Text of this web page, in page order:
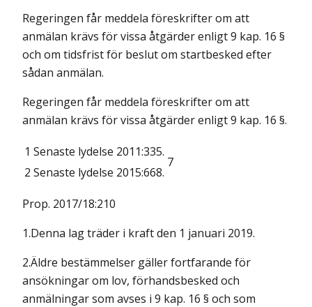
Regeringen får meddela föreskrifter om att
anmälan krävs för vissa åtgärder enligt 9 kap. 16 §
och om tidsfrist för beslut om startbesked efter
sådan anmälan.
Regeringen får meddela föreskrifter om att
anmälan krävs för vissa åtgärder enligt 9 kap. 16 §.
1 Senaste lydelse 2011:335.
7
2 Senaste lydelse 2015:668.
Prop. 2017/18:210
1.Denna lag träder i kraft den 1 januari 2019.
2.Äldre bestämmelser gäller fortfarande för
ansökningar om lov, förhandsbesked och
anmälningar som avses i 9 kap. 16 § och som